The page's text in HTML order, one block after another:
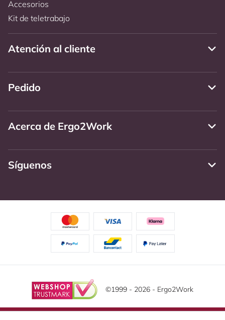
Accesorios
Kit de teletrabajo
Atención al cliente
Pedido
Acerca de Ergo2Work
Síguenos
©1999 - 2026 - Ergo2Work